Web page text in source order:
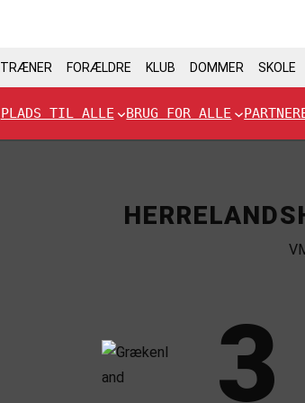
TRÆNER FORÆLDRE KLUB DOMMER SKOLE
PLADS TIL ALLE BRUG FOR ALLE
3